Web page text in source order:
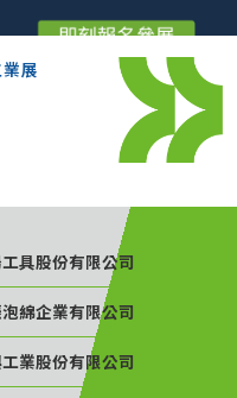
展
具股份有限公司
綿企業有限公司
業股份有限公司